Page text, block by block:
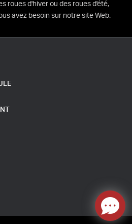
roues d'hiver ou des roues d'été,
avez besoin sur notre site Web.